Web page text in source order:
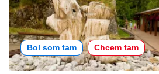
Bol som tam Chcem tam